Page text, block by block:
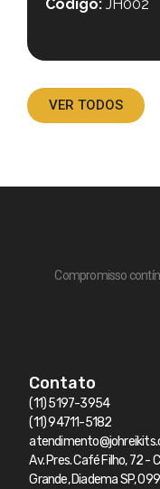
Código: JH002
VER TODOS
Compromisso
Contato
(11) 5197-3954
(11) 94711-5182
Av. Pres. Café Filho, 72 -
Grande, Diadema SP,